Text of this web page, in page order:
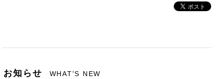
お知らせ WHAT'S NEW